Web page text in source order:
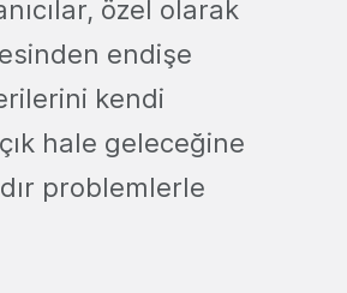
özel olarak
endişe
kendi
hale geleceğine
problemlerle